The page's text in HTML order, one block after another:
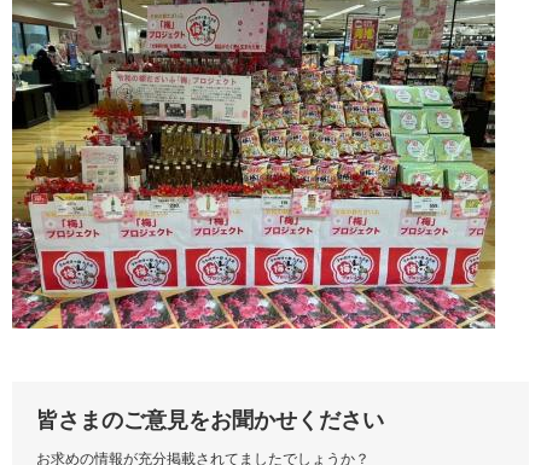
皆さまのご意見をお聞かせください
お求めの情報が充分掲載されてましたでしょうか？